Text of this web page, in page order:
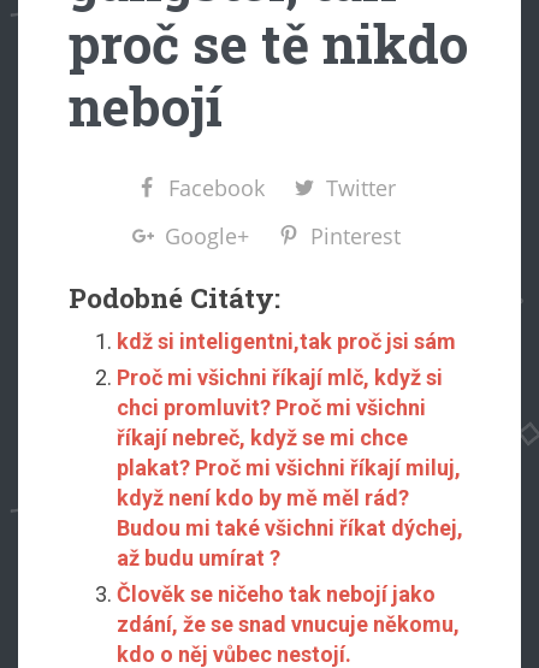
proč se tě nikdo
nebojí
Facebook
Twitter
Google+
Pinterest
Podobné Citáty:
kdž si inteligentni,tak proč jsi sám
Proč mi všichni říkají mlč, když si
chci promluvit? Proč mi všichni
říkají nebreč, když se mi chce
plakat? Proč mi všichni říkají miluj,
když není kdo by mě měl rád?
Budou mi také všichni říkat dýchej,
až budu umírat ?
Člověk se ničeho tak nebojí jako
zdání, že se snad vnucuje někomu,
kdo o něj vůbec nestojí.